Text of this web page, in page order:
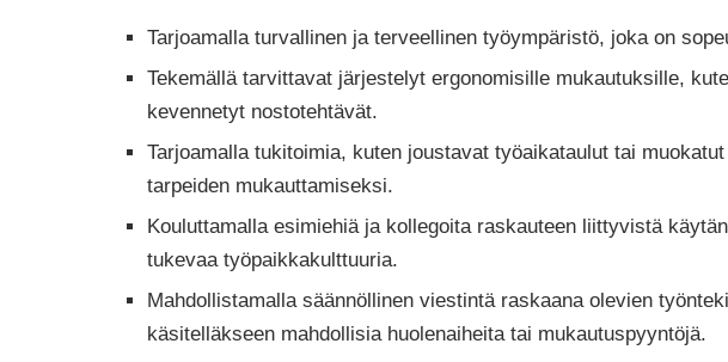
Tarjoamalla turvallinen ja terveellinen työympäristö, joka on
Tekemällä tarvittavat järjestelyt ergonomisille mukautuksille,
kevennetyt nostotehtävät.
Tarjoamalla tukitoimia, kuten joustavat työaikataulut tai
tarpeiden mukauttamiseksi.
Kouluttamalla esimiehiä ja kollegoita raskauteen liittyvistä
tukevaa työpaikkakulttuuria.
Mahdollistamalla säännöllinen viestintä raskaana olevien
käsitelläkseen mahdollisia huolenaiheita tai mukautuspyyntöjä.